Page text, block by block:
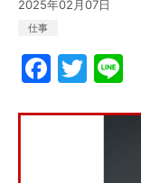
2025年02月07日
仕事
F
a
c
T
w
itte